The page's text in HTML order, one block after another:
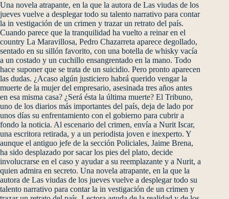
Una novela atrapante, en la que la autora de Las viudas de los
jueves vuelve a desplegar todo su talento narrativo para contar
la in vestigación de un crimen y trazar un retrato del país.
Cuando parece que la tranquilidad ha vuelto a reinar en el
country La Maravillosa, Pedro Chazarreta aparece degollado,
sentado en su sillón favorito, con una botella de whisky vacía
a un costado y un cuchillo ensangrentado en la mano. Todo
hace suponer que se trata de un suicidio. Pero pronto aparecen
las dudas. ¿Acaso algún justiciero habrá querido vengar la
muerte de la mujer del empresario, asesinada tres años antes
en esa misma casa? ¿Será ésta la última muerte? El Tribuno,
uno de los diarios más importantes del país, deja de lado por
unos días su enfrentamiento con el gobierno para cubrir a
fondo la noticia. Al escenario del crimen, envía a Nurit Iscar,
una escritora retirada, y a un periodista joven e inexperto. Y
aunque el antiguo jefe de la sección Policiales, Jaime Brena,
ha sido desplazado por sacar los pies del plato, decide
involucrarse en el caso y ayudar a su reemplazante y a Nurit, a
quien admira en secreto. Una novela atrapante, en la que la
autora de Las viudas de los jueves vuelve a desplegar todo su
talento narrativo para contar la in vestigación de un crimen y